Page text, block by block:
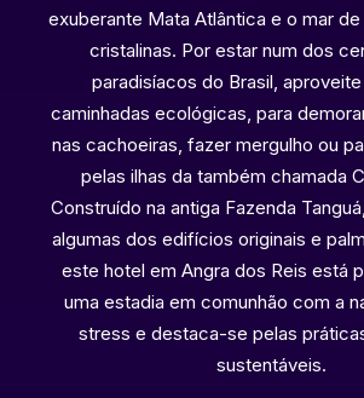
exuberante Mata Atlântica e o mar
cristalinas. Por estar num dos
paradisíacos do Brasil,
caminhadas ecológicas, para
nas cachoeiras, fazer mergulho ou
pelas ilhas da também chamada
Construído na antiga Fazenda
algumas dos edifícios originais e
este hotel em Angra dos Reis está
uma estadia em comunhão com a
stress e destaca-se pelas
sustentáveis.